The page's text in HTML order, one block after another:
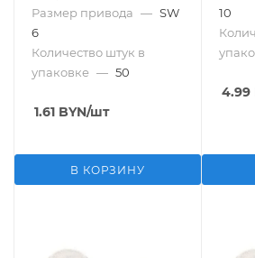
Размер привода — SW
6
Количество штук в
упаковке — 50
1.61 BYN/шт
В КОРЗИНУ
10
4.99